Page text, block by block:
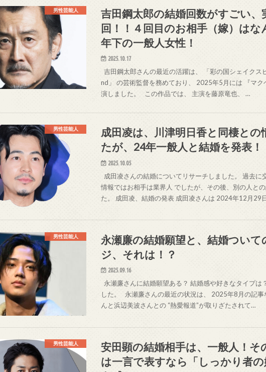
男性芸能人
吉田鋼太郎の結婚回数がすごい、
回！！４回目のお相手（嫁）はな
年下の一般人女性！
2025.10.17
吉田鋼太郎さんの最近の活躍は、 「彩の国シェイクス
nd」 の芸術監督を務めており、 2025年5月には 『マク
演しました。 この作品では、 主演を藤原竜也、 …
男性芸能人
成田凌は、川津明日香と同棲との
たが、24年一般人と結婚を発表！
2025.10.05
成田凌さんの結婚についてリサーチしました。 過去に
情報ではお相手は業界人 でしたが、その後、別の人と
た。 成田凌、結婚の発表 成田凌さんは 2024年12月29
男性芸能人
永瀬廉の結婚願望と、結婚ついて
ジ、それは！？
2025.09.16
永瀬廉さんに結婚願望ある？ 結婚感や好きなタイプは
した。 永瀬廉さんの最近の状況は、 2025年8月の記事
んと浜辺美波さんとの “熱愛報道”が取りざたされて…
男性芸能人
安田顕の結婚相手は、一般人！そ
は一言で表すなら「しっかり者